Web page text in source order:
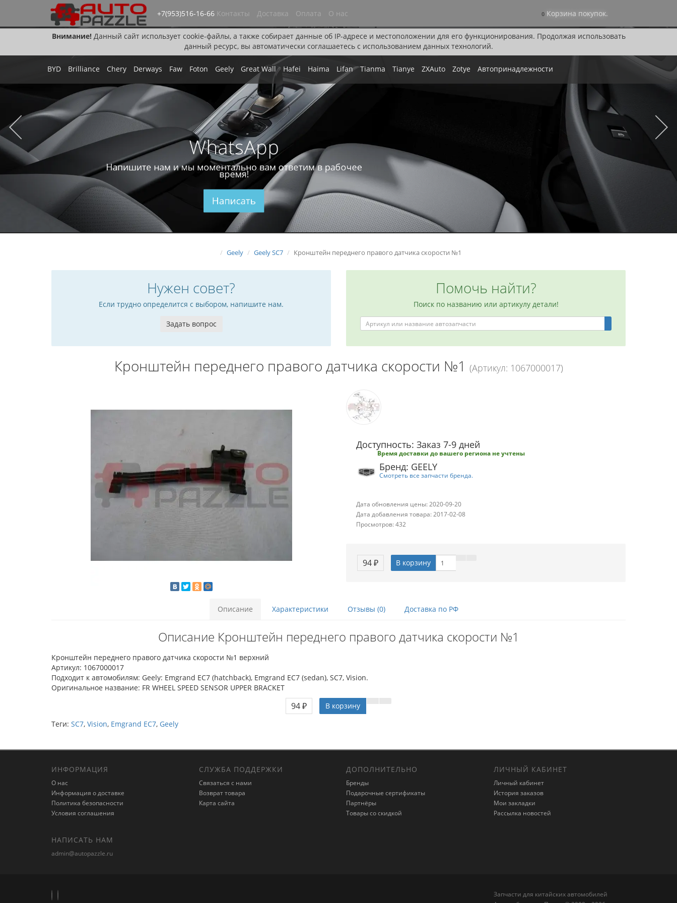
Внимание!Данный сайт использует cookie-файлы, а также собирает данные об IP-адресе и местоположении для его функционирования. Продолжая использовать
данный ресурс, вы автоматически соглашаетесь с использованием данных технологий.
+7(953)516-16-66 Контакты Доставка Оплата О нас 0 Корзина покупок.
BYD Brilliance Chery Derways Faw Foton Geely Great Wall Hafei Haima Lifan Tianma Tianye ZXAuto Zotye Автопринадлежности
WhatsApp
Напишите нам и мы моментально вам ответим в рабочее
время!
Написать
Geely Geely SC7 Кронштейн переднего правого датчика скорости №1
Нужен совет?
Если трудно определится с выбором, напишите нам.
Задать вопрос
Помочь найти?
Поиск по названию или артикулу детали!
Кронштейн переднего правого датчика скорости №1 (Артикул: 1067000017)
Доступность: Заказ 7-9 дней
Время доставки до вашего региона не учтены
Бренд: GEELY
Смотреть все запчасти бренда.
Дата обновления цены: 2020-09-20
Дата добавления товара: 2017-02-08
Просмотров: 432
94 ₽ В корзину
Описание Характеристики Отзывы (0) Доставка по РФ
Описание Кронштейн переднего правого датчика скорости №1
Кронштейн переднего правого датчика скорости №1 верхний
Артикул: 1067000017
Подходит к автомобилям: Geely: Emgrand EC7 (hatchback), Emgrand EC7 (sedan), SC7, Vision.
Оригинальное название: FR WHEEL SPEED SENSOR UPPER BRACKET
94 ₽
В корзину
Теги: SC7, Vision, Emgrand EC7, Geely
ИНФОРМАЦИЯ
О нас
Информация о доставке
Политика безопасности
Условия соглашения
СЛУЖБА ПОДДЕРЖКИ
Связаться с нами
Возврат товара
Карта сайта
ДОПОЛНИТЕЛЬНО
Бренды
Подарочные сертификаты
Партнёры
Товары со скидкой
ЛИЧНЫЙ КАБИНЕТ
Личный кабинет
История заказов
Мои закладки
Рассылка новостей
НАПИСАТЬ НАМ
admin@autopazzle.ru
Запчасти для китайских автомобилей